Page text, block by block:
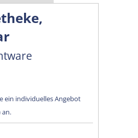
ein individuelles Angebot
an.